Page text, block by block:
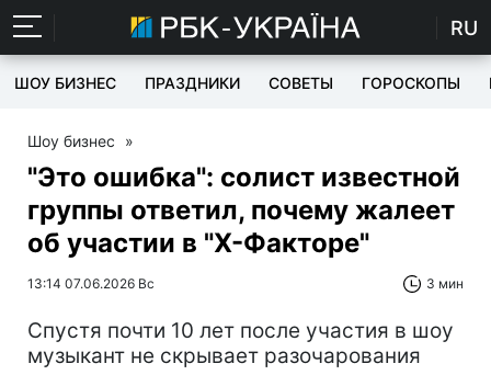
RU
ШОУ БИЗНЕС ПРАЗДНИКИ СОВЕТЫ ГОРОСКОПЫ
Шоу бизнес »
"Это ошибка": солист известной
группы ответил, почему жалеет
об участии в "Х-Факторе"
13:14 07.06.2026 Вс 3 мин
Спустя почти 10 лет после участия в шоу
музыкант не скрывает разочарования